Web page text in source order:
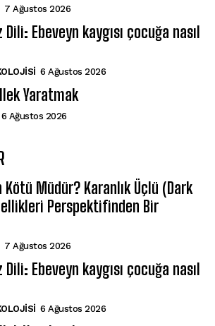
7 Ağustos 2026
Dili: Ebeveyn kaygısı çocuğa nasıl
6 Ağustos 2026
Yaratmak
6 Ağustos 2026
Müdür? Karanlık Üçlü (Dark
Perspektifinden Bir
7 Ağustos 2026
Dili: Ebeveyn kaygısı çocuğa nasıl
6 Ağustos 2026